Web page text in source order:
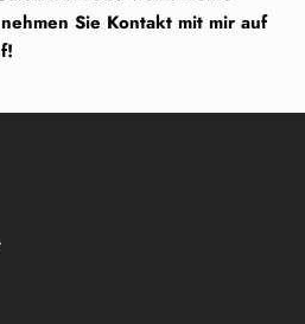
Sie Kontakt mit mir auf